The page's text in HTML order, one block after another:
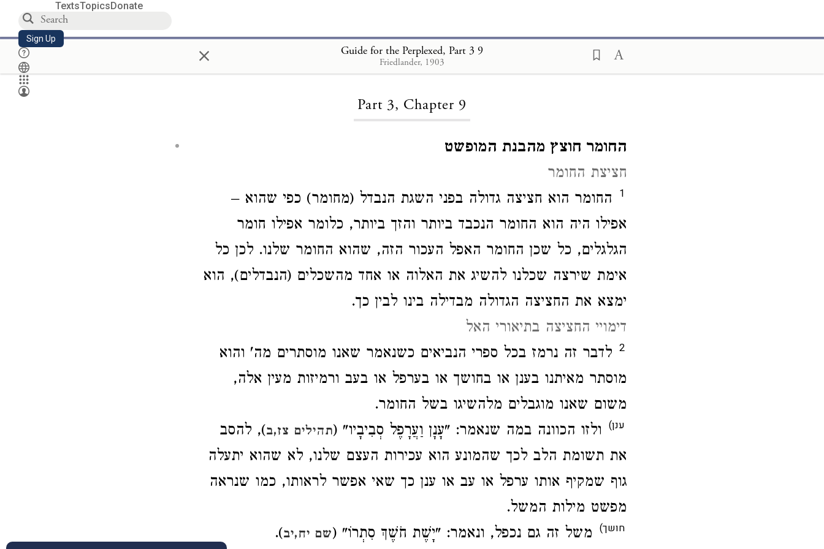
TextsTopicsDonate
Sign Up × Guide for the Perplexed, Part 3 9
Friedlander, 1903
Loading...
Part 3, Chapter 9
החומר חוצץ מהבנת המופשט
חציצת החומר
1 החומר הוא חציצה גדולה בפני השגת הנבדל (מחומר) כפי שהוא –
אפילו היה הוא החומר הנכבד ביותר והזך ביותר, כלומר אפילו חומר
הגלגלים, כל שכן החומר האפל העכור הזה, שהוא החומר שלנו. לכן כל
אימת שירצה שכלנו להשיג את האלוה או אחד מהשכלים (הנבדלים), הוא
ימצא את החציצה הגדולה מבדילה בינו לבין כך.
דימויי החציצה בתיאורי האל
2 לדבר זה נרמז בכל ספרי הנביאים כשנאמר שאנו מוסתרים מה' והוא
מוסתר מאיתנו בענן או בחושך או בערפל או בעב ורמיזות מעין אלה,
משום שאנו מוגבלים מלהשיגו בשל החומר.
ענן) ולזו הכוונה במה שנאמר: "עָנָן וַעֲרָפֶל סְבִיבָיו" (תהילים צז,ב), להסב
את תשומת הלב לכך שהמונע הוא עכירות העצם שלנו, לא שהוא יתעלה
גוף שמקיף אותו ערפל או עב או ענן כך שאי אפשר לראותו, כמו שנראה
מפשט מילות המשל.
חושך) משל זה גם נכפל, ונאמר: "יָשֶׁת חֹשֶׁךְ סִתְרוֹ" (שם יח,יב).